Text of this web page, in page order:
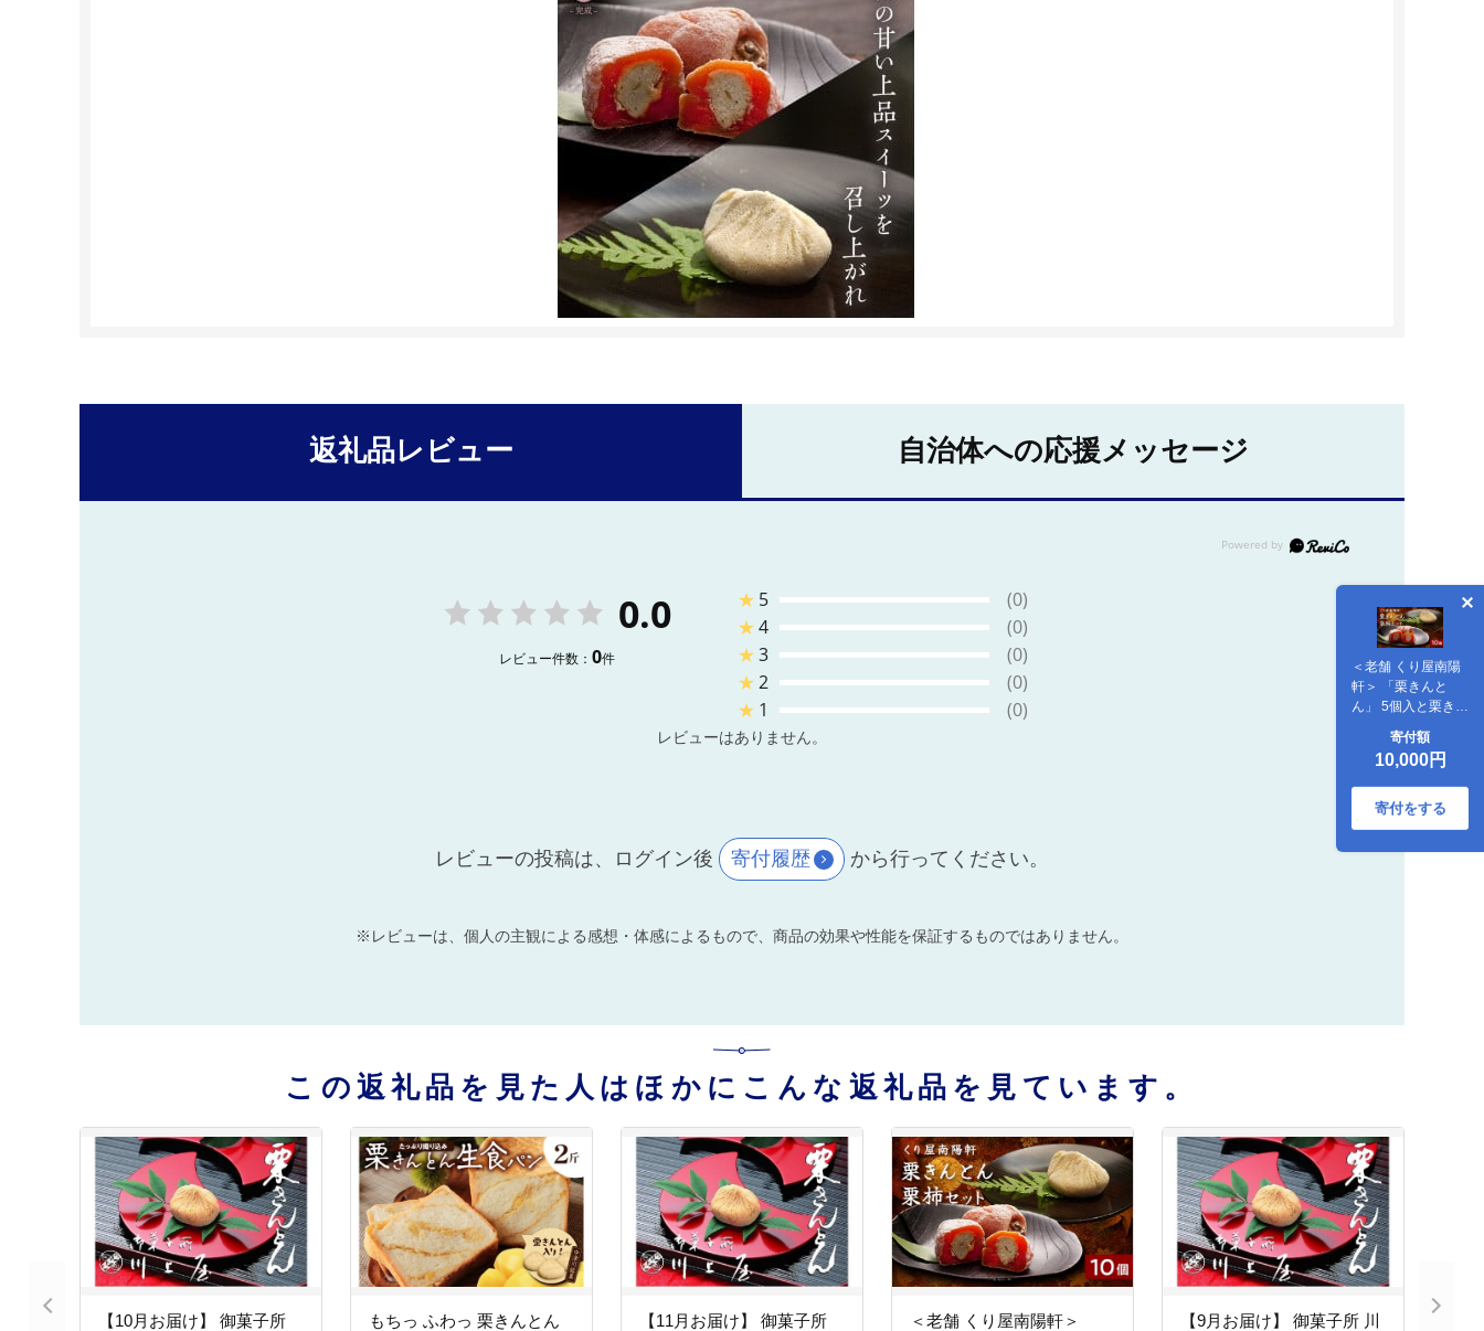
＜老舗 くり屋南陽
軒＞ 「栗きんと
ん」 5個入と栗きん
とん入り干し柿
「栗柿」 5個入セッ
ト 1箱 F4N-1578
寄付額
10,000円
寄付をする
返礼品レビュー 自治体への応援メッセージ
0.0
レビュー件数： 0件
★ 5
(0)
★4
(0)
★3
(0)
★2
(0)
★ 1 (0)
レビューはありません。
レビューの投稿は、ログイン後 寄付履歴 から行ってください。
※レビューは、個人の主観による感想・体感によるもので、商品の効果や性能を保証するものではありません。
この返礼品を見た人はほかにこんな返礼品を見ています。
【10月お届け】 御菓子所
もちっ ふわっ 栗きんとん
【11月お届け】 御菓子所
＜老舗 くり屋南陽軒＞
【9月お届け】 御菓子所 川